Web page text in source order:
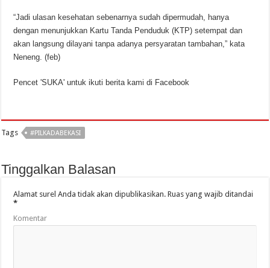
“Jadi ulasan kesehatan sebenarnya sudah dipermudah, hanya
dengan menunjukkan Kartu Tanda Penduduk (KTP) setempat dan
akan langsung dilayani tanpa adanya persyaratan tambahan,” kata
Neneng. (feb)
Pencet 'SUKA' untuk ikuti berita kami di Facebook
Tags #PILKADABEKASI
Tinggalkan Balasan
Alamat surel Anda tidak akan dipublikasikan. Ruas yang wajib ditandai
*
Komentar